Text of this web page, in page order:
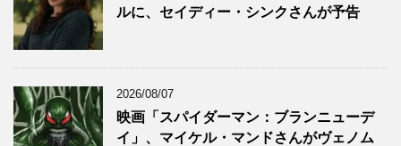
ルに、セイディー・シンクさんが予告
2026/08/07
映画「スパイダーマン：ブランニューデ
イ」、マイケル・マンドさんがヴェノム